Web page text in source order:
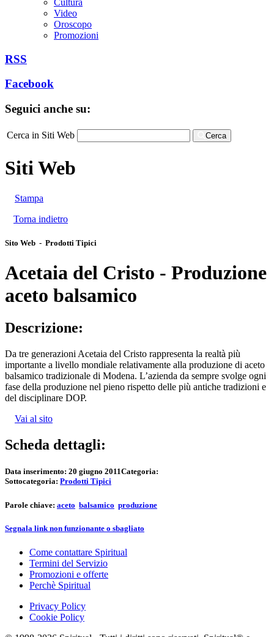
Video
Oroscopo
Promozioni
RSS
Facebook
Seguici anche su:
Cerca in Siti Web Cerca
Siti Web
Stampa
Torna indietro
Sito Web - Prodotti Tipici
Acetaia del Cristo - Produzione
aceto balsamico
Descrizione:
Da tre generazioni Acetaia del Cristo rappresenta la realtà più
importante a livello mondiale relativamente alla produzione di aceto
balsamico tradizionale di Modena. L’azienda da sempre svolge ogni
fase della produzione nel pieno rispetto delle più antiche tradizioni e
del disciplinare DOP.
Vai al sito
Scheda dettagli:
Data inserimento: 20 giugno 2011Categoria:
Sottocategoria: Prodotti Tipici
Parole chiave: aceto balsamico produzione
Segnala link non funzionante o sbagliato
Come contattare Spiritual
Termini del Servizio
Promozioni e offerte
Perchè Spiritual
Privacy Policy
Cookie Policy